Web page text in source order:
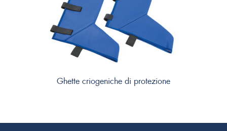
Ghette criogeniche di protezione